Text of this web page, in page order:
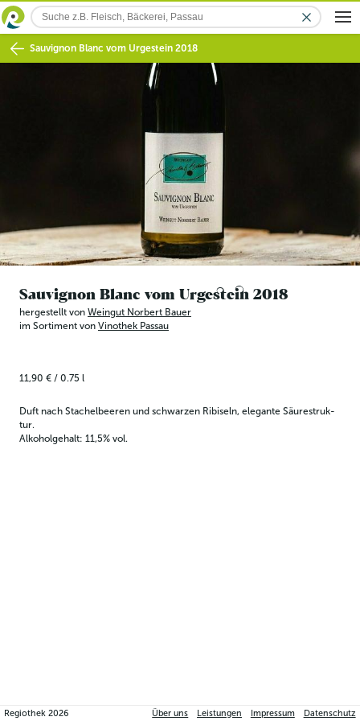
Sauvignon Blanc vom Urgestein 2018
Sauvignon Blanc vom Urgestein 2018
hergestellt von Weingut Norbert Bauer
im Sortiment von Vinothek Passau
11,90 € / 0.75 l
Duft nach Stachel­bee­ren und schwar­zen Rib­iseln, ele­gan­te Säure­struk­
tur.
Alkoholgehalt: 11,5% vol.
Regiothek2026 Über uns Leistungen Impressum Datenschutz